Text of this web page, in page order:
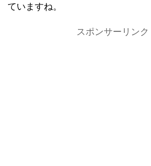
ていますね。
スポンサーリンク